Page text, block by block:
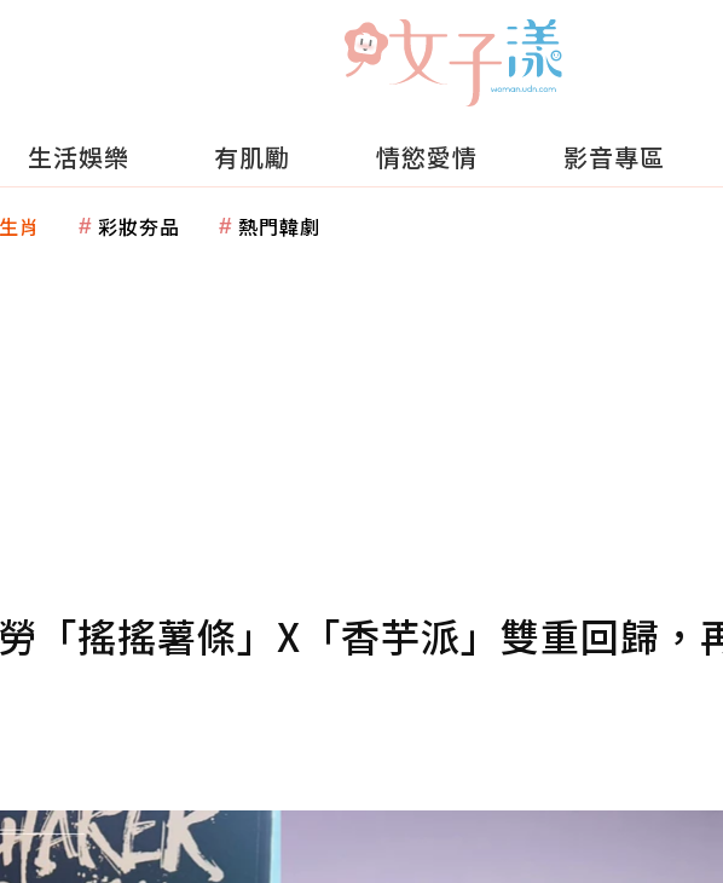
生活娛樂 有肌勵 情慾愛情 影音專區
肖 彩妝夯品 熱門韓劇
「搖搖薯條」X「香芋派」雙重回歸，